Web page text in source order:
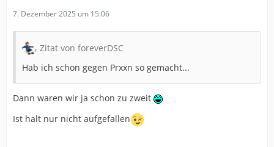
7. Dezember 2025 um 15:06
Zitat von foreverDSC
Hab ich schon gegen Prxxn so gemacht...
Dann waren wir ja schon zu zweit
Ist halt nur nicht aufgefallen